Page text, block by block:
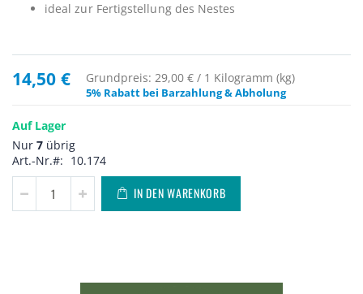
ideal zur Fertigstellung des Nestes
14,50 € Grundpreis: 29,00 € / 1 Kilogramm (kg)
5% Rabatt bei Barzahlung & Abholung
Auf Lager
Nur 7 übrig
Art.-Nr.
10.174
IN DEN WARENKORB